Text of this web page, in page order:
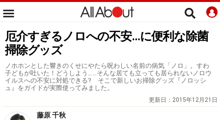
厄介すぎるノロへの不安…に便利な除菌
掃除グッズ
ノホホンとした響きのくせにやたら呪わしい名前の病気「ノロ」。すわ
子どもが吐いた！どうしよう……そんな居ても立っても居られないノロウ
イルスへの不安に対処できる? そこで新しいお掃除グッズ『ノロッシ
ュ』をガイドが実際使ってみました。
更新日： 2015年12月21日
藤原 千秋